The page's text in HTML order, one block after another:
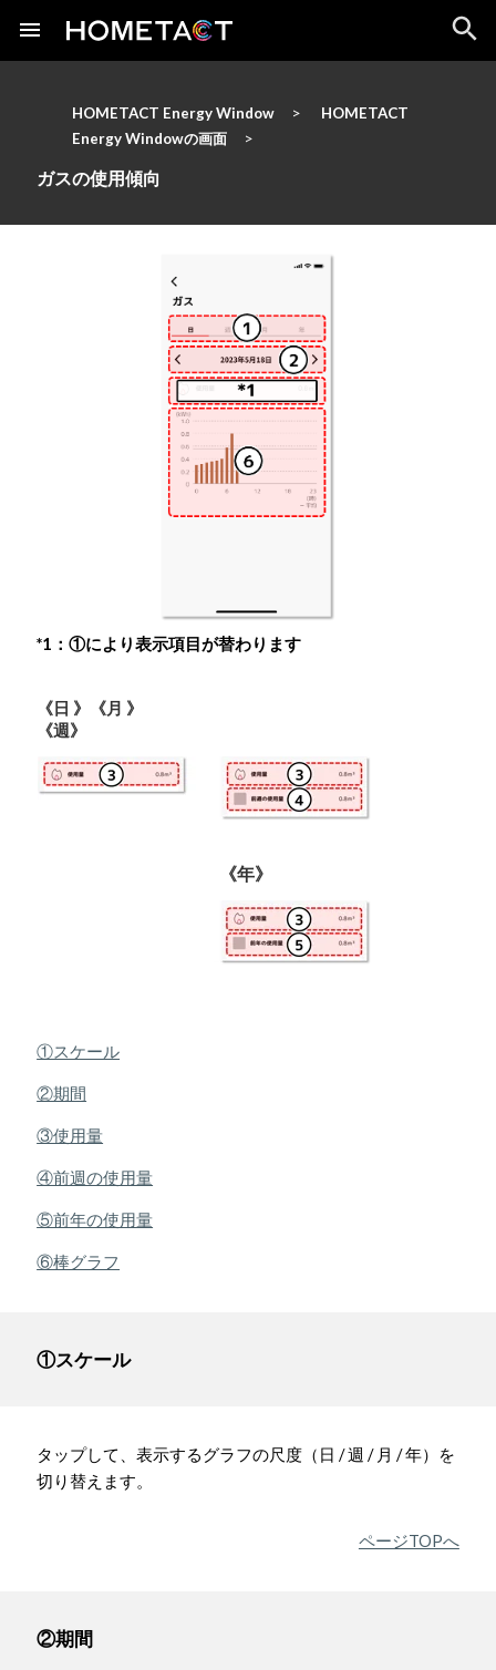
HOMETACT Energy Window
HOMETACT
Energy Windowの画面
ガスの使用傾向
*1：①により表示項目が替わります
《日 》《月 》
《週》
《年》
①スケール
②期間
③使用量
④前週の使用量
⑤前年の使用量
⑥棒グラフ
①スケール
タップして、表示するグラフの尺度（日 / 週 / 月 / 年）を
切り替えます。
ページTOPへ
②期間